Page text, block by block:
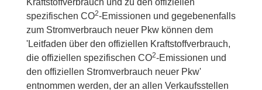
spezifischen CO2-Emissionen und gegebenenfalls
zum Stromverbrauch neuer Pkw können dem
'Leitfaden über den offiziellen Kraftstoffverbrauch,
die offiziellen spezifischen CO2-Emissionen und
den offiziellen Stromverbrauch neuer Pkw'
entnommen werden, der an allen Verkaufsstellen